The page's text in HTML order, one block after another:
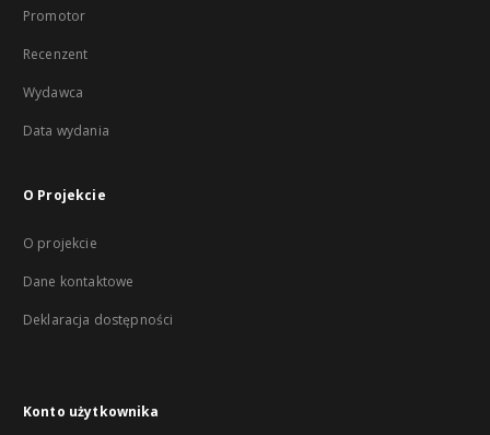
Promotor
Recenzent
Wydawca
Data wydania
O Projekcie
O projekcie
Dane kontaktowe
Deklaracja dostępności
Konto użytkownika